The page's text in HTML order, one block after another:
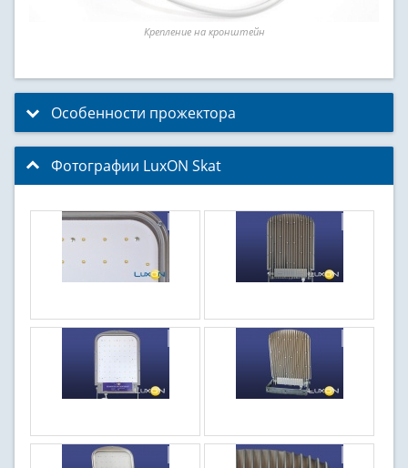
Крепление на кронштейн
Особенности прожектора
Фотографии LuxON Skat